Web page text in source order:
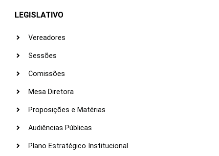
LEGISLATIVO
Vereadores
Sessões
Comissões
Mesa Diretora
Proposições e Matérias
Audiências Públicas
Plano Estratégico Institucional